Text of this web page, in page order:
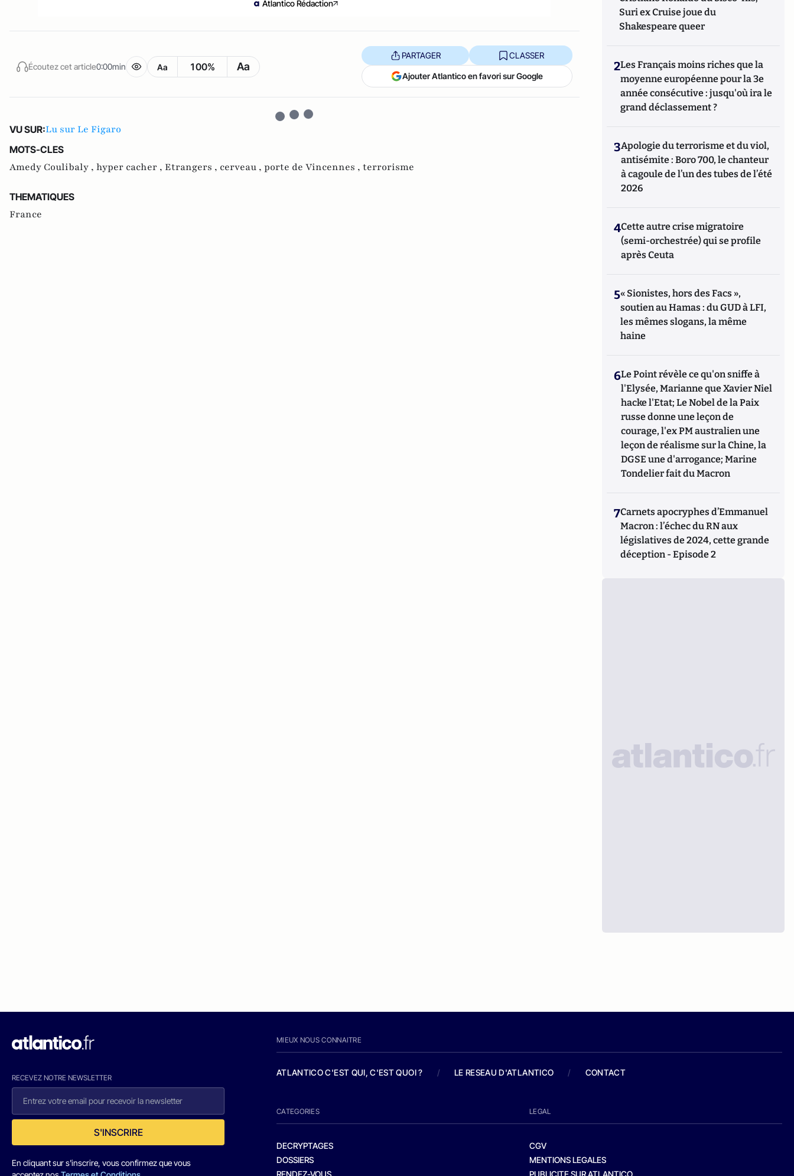
Atlantico Rédaction
Écoutez cet article0:00min Aa 100% Aa
PARTAGER CLASSER
Ajouter Atlantico en favori sur Google
VU SUR:Lu sur Le Figaro
MOTS-CLES
Amedy Coulibaly , hyper cacher , Etrangers , cerveau , porte de Vincennes , terrorisme
THEMATIQUES
France
Suri ex Cruise joue du
Shakespeare queer
2Les Français moins riches que la
moyenne européenne pour la 3e
année consécutive : jusqu'où ira le
grand déclassement ?
3Apologie du terrorisme et du viol,
antisémite : Boro 700, le chanteur
à cagoule de l’un des tubes de l’été
2026
4Cette autre crise migratoire
(semi-orchestrée) qui se profile
après Ceuta
5« Sionistes, hors des Facs »,
soutien au Hamas : du GUD à LFI,
les mêmes slogans, la même
haine
6Le Point révèle ce qu'on sniffe à
l'Elysée, Marianne que Xavier Niel
hacke l'Etat; Le Nobel de la Paix
russe donne une leçon de
courage, l'ex PM australien une
leçon de réalisme sur la Chine, la
DGSE une d'arrogance; Marine
Tondelier fait du Macron
7Carnets apocryphes d’Emmanuel
Macron : l’échec du RN aux
législatives de 2024, cette grande
déception - Episode 2
RECEVEZ NOTRE NEWSLETTER
S'INSCRIRE
En cliquant sur s'inscrire, vous confirmez que vous
MIEUX NOUS CONNAITRE
ATLANTICO C'EST QUI, C'EST QUOI ? / LE RESEAU D'ATLANTICO / CONTACT
CATEGORIES
DECRYPTAGES
DOSSIERS
RENDEZ-VOUS
LEGAL
CGV
MENTIONS LEGALES
PUBLICITE SUR ATLANTICO